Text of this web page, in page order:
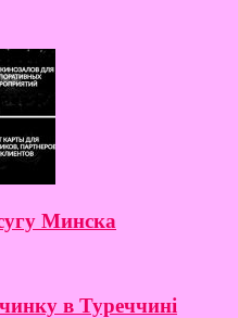
Минска
в Туреччині